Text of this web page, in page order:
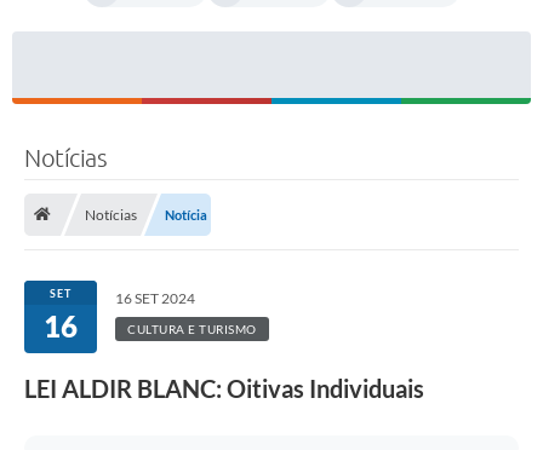
Notícias
Notícias Notícia
SET
16
16 SET 2024
CULTURA E TURISMO
LEI ALDIR BLANC: Oitivas Individuais